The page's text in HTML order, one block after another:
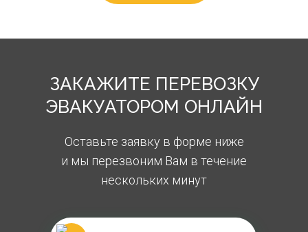
ЗАКАЖИТЕ ПЕРЕВОЗКУ
ЭВАКУАТОРОМ ОНЛАЙН
Оставьте заявку в форме ниже
и мы перезвоним Вам в течение
нескольких минут